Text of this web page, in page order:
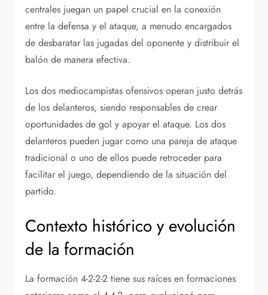
centrales juegan un papel crucial en la conexión
entre la defensa y el ataque, a menudo encargados
de desbaratar las jugadas del oponente y distribuir el
balón de manera efectiva.
Los dos mediocampistas ofensivos operan justo detrás
de los delanteros, siendo responsables de crear
oportunidades de gol y apoyar el ataque. Los dos
delanteros pueden jugar como una pareja de ataque
tradicional o uno de ellos puede retroceder para
facilitar el juego, dependiendo de la situación del
partido.
Contexto histórico y evolución
de la formación
La formación 4-2-2-2 tiene sus raíces en formaciones